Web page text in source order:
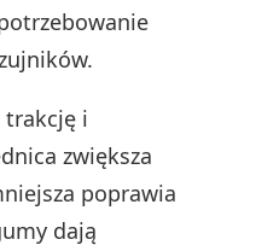
trakcję i
zwiększa
poprawia
dają